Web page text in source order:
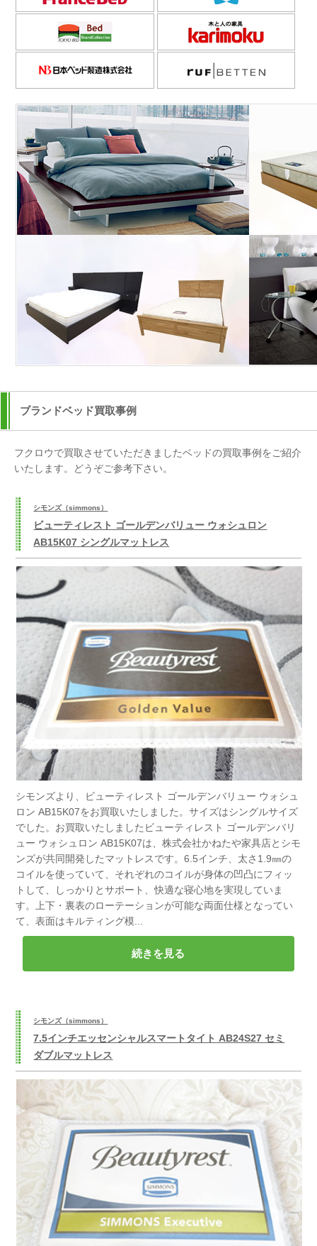
ブランドベッド買取事例
フクロウで買取させていただきましたベッドの買取事例をご紹介
いたします。どうぞご参考下さい。
シモンズ（simmons）
ビューティレスト ゴールデンバリュー ウォシュロン
AB15K07 シングルマットレス
シモンズより、ビューティレスト ゴールデンバリュー ウォシュ
ロン AB15K07をお買取いたしました。サイズはシングルサイズ
でした。お買取いたしましたビューティレスト ゴールデンバリ
ュー ウォシュロン AB15K07は、株式会社かねたや家具店とシモ
ンズが共同開発したマットレスです。6.5インチ、太さ1.9㎜の
コイルを使っていて、それぞれのコイルが身体の凹凸にフィッ
トして、しっかりとサポート、快適な寝心地を実現していま
す。上下・裏表のローテーションが可能な両面仕様となってい
て、表面はキルティング模...
続きを見る
シモンズ（simmons）
7.5インチエッセンシャルスマートタイト AB24S27 セミ
ダブルマットレス